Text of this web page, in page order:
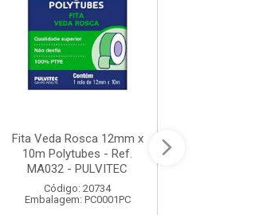
Fita Veda Rosca 12mm x
10m Polytubes - Ref.
MA032 - PULVITEC
Código: 20734
Embalagem: PC0001PC